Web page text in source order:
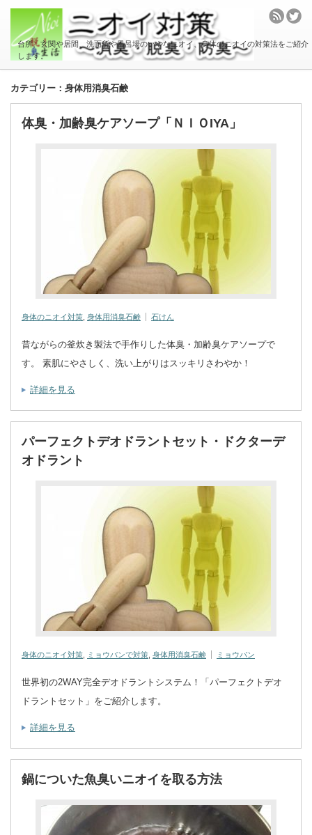
台所、玄関や居間、洗面所や風呂場のいやなニオイ、身体のニオイの対策法をご紹介
します。
カテゴリー：身体用消臭石鹸
体臭・加齢臭ケアソープ「ＮＩＯIYA」
身体のニオイ対策, 身体用消臭石鹸 石けん
昔ながらの釜炊き製法で手作りした体臭・加齢臭ケアソープで
す。 素肌にやさしく、洗い上がりはスッキリさわやか！
詳細を見る
パーフェクトデオドラントセット・ドクターデ
オドラント
身体のニオイ対策 ミョウバンで対策 身体用消臭石鹸 ミョウバン
世界初の2WAY完全デオドラントシステム！「パーフェクトデオ
ドラントセット」をご紹介します。
詳細を見る
鍋についた魚臭いニオイを取る方法